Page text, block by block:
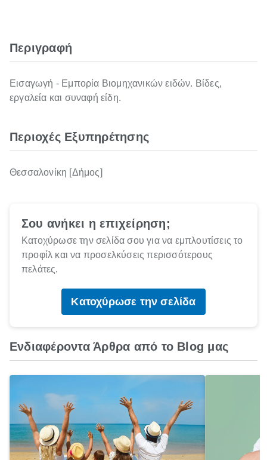
Περιγραφή
Εισαγωγή - Εμπορία Βιομηχανικών ειδών. Βίδες,
εργαλεία και συναφή είδη.
Περιοχές Εξυπηρέτησης
Θεσσαλονίκη [Δήμος]
Σου ανήκει η επιχείρηση;
Κατοχύρωσε την σελίδα σου για να εμπλουτίσεις το
προφίλ και να προσελκύσεις περισσότερους
πελάτες.
Κατοχύρωσε την σελίδα
Ενδιαφέροντα Άρθρα από το Blog μας